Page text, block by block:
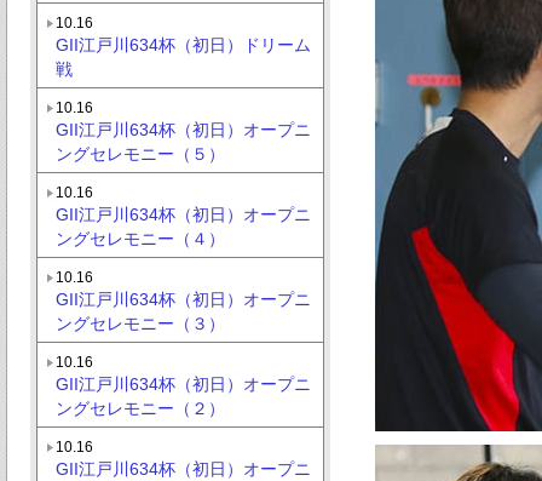
10.16
GII江戸川634杯（初日）ドリーム
戦
10.16
GII江戸川634杯（初日）オープニ
ングセレモニー（５）
10.16
GII江戸川634杯（初日）オープニ
ングセレモニー（４）
10.16
GII江戸川634杯（初日）オープニ
ングセレモニー（３）
10.16
GII江戸川634杯（初日）オープニ
ングセレモニー（２）
10.16
GII江戸川634杯（初日）オープニ